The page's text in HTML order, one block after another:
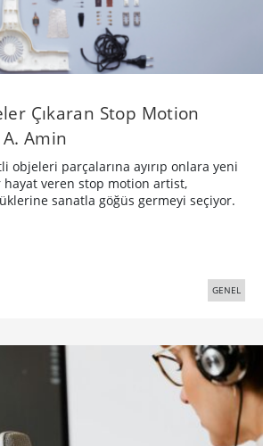
Çıkaran Stop Motion
A. Amin
objeleri parçalarına ayırıp onlara yeni
veren stop motion artist,
sanatla göğüs germeyi seçiyor.
GENEL